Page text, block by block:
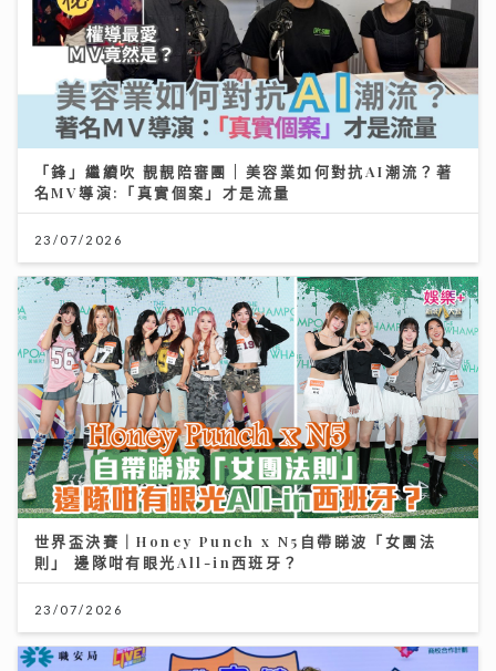
「鋒」繼續吹 靚靚陪審團 | 美容業如何對抗AI潮流？著
名MV導演:「真實個案」才是流量
23/07/2026
世界盃決賽｜Honey Punch x N5自帶睇波「女團法
則」 邊隊咁有眼光All-in西班牙？
23/07/2026